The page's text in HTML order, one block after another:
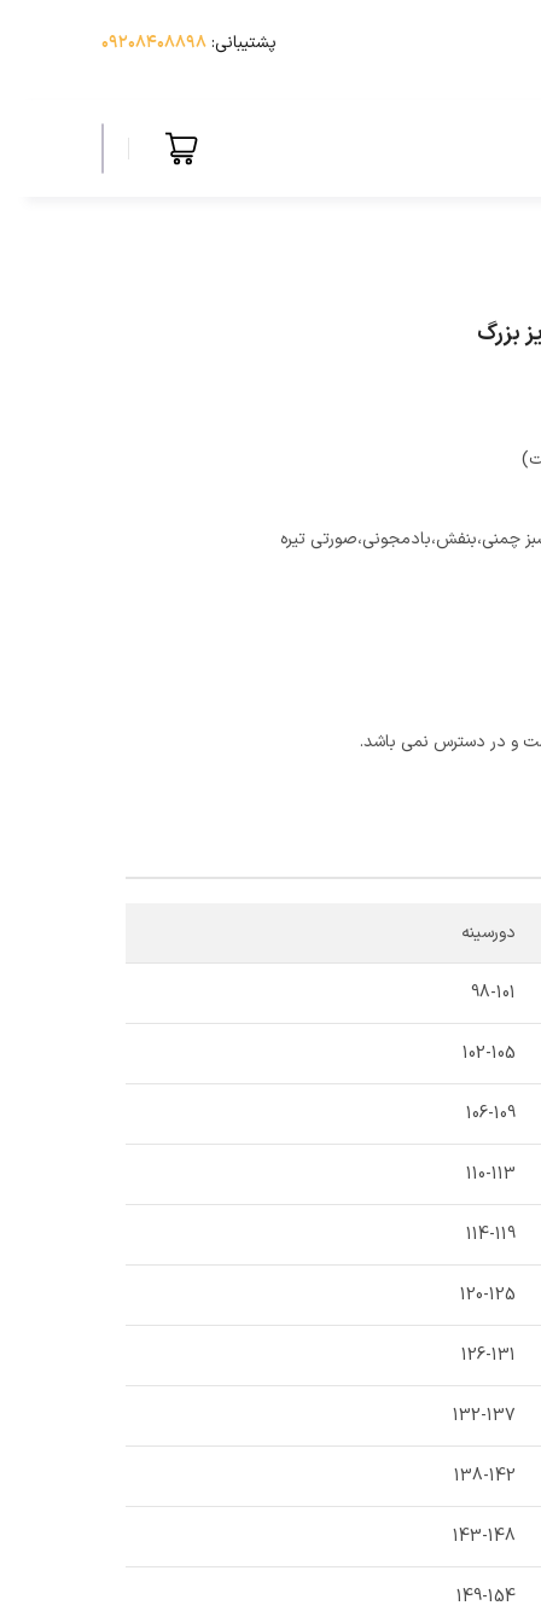
پشتیبانی:۰۹۲۰۸۴۰۸۸۹۸
بزرگ
چمنی،بنفش،بادمجونی،صورتی تیره
و در دسترس نمی باشد.
دورسینه
98-101
102-105
106-109
110-113
114-119
120-125
126-131
132-137
138-142
143-148
149-154